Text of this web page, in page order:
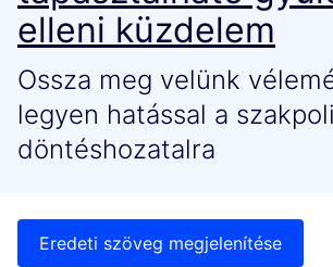
elleni küzdelem
Ossza meg velünk
legyen hatással a
döntéshozatalra
Eredeti szöveg megjelenítése